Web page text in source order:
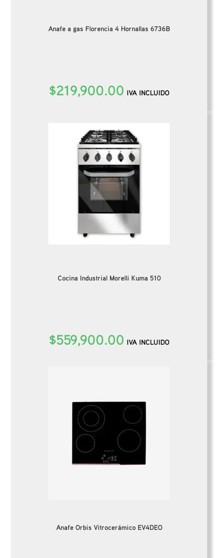
Anafe a gas Florencia 4 Hornallas 6736B
$219,900.00 IVA INCLUIDO
Cocina Industrial Morelli Kuma 510
$559,900.00 IVA INCLUIDO
Anafe Orbis Vitrocerámico EV4DEO